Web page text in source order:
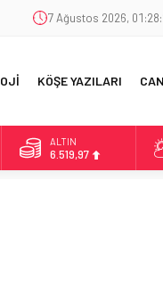
7 Ağustos 2026,
KÖŞE YAZILARI
ALTIN
6.519,97